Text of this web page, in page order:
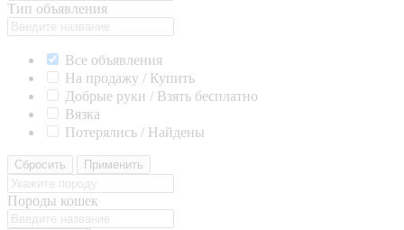
Тип объявления
Все объявления
На продажу / Купить
Добрые руки / Взять бесплатно
Вязка
Потерялись / Найдены
Сбросить Применить
Породы кошек